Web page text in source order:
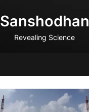
Sanshodhan
Revealing Science